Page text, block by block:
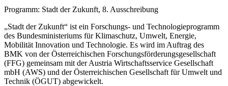
Programm: Stadt der Zukunft, 8. Ausschreibung
„Stadt der Zukunft“ ist ein Forschungs- und Technologieprogramm
des Bundesministeriums für Klimaschutz, Umwelt, Energie,
Mobilität Innovation und Technologie. Es wird im Auftrag des
BMK von der Österreichischen Forschungsförderungsgesellschaft
(FFG) gemeinsam mit der Austria Wirtschaftsservice Gesellschaft
mbH (AWS) und der Österreichischen Gesellschaft für Umwelt und
Technik (ÖGUT) abgewickelt.